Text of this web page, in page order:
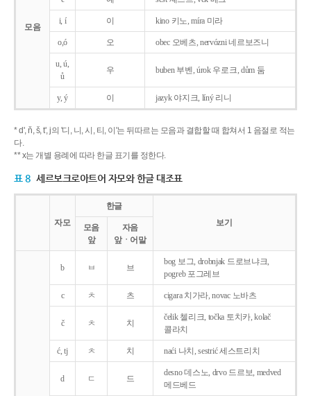
모음
i, í 이 kino 키노, míra 미라
o,ó 오 obec 오베츠, nervózni 네르보즈니
u, ú,
ů
우 buben 부벤, úrok 우로크, dům 둠
y, ý 이 jazyk야지크, líný 리니
* d', ň, š, t', j의 '디, 니, 시, 티, 이'는 뒤따르는 모음과 결합할 때 합쳐서 1 음절로 적는
다.
** x는 개별 용례에 따라 한글 표기를 정한다.
표 8 세르보크로아트어 자모와 한글 대조표
자모
한글
보기
모음
앞
자음
앞ㆍ어말
b ㅂ 브
bog 보그, drobnjak 드로브냐크,
pogreb 포그레브
c ㅊ 츠 cigara 치가라, novac 노바츠
č ㅊ 치
čelik 첼리크, točka 토치카, kolač
콜라치
ć, tj ㅊ 치 naći 나치, sestrić 세스트리치
d ㄷ 드
desno 데스노, drvo 드르보, medved
메드베드